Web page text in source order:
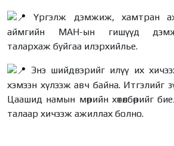
Үргэлж дэмжиж, хамтран
аймгийн МАН-ын гишүүд
талархаж буйгаа илэрхийлье.
Энэ шийдвэрийг илүү их
хэмээн хүлээж авч байна. Итгэлийг
Цаашид намын мөрийн хөтөлбөрийг
талаар хичээж ажиллах болно.